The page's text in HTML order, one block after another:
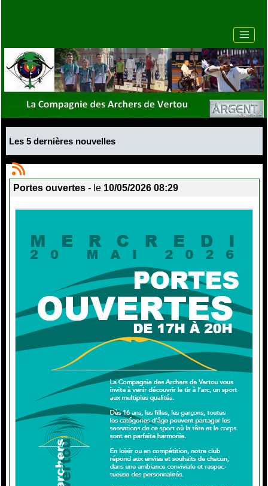
Les 5 dernières nouvelles
Portes ouvertes - le 10/05/2026 08:29